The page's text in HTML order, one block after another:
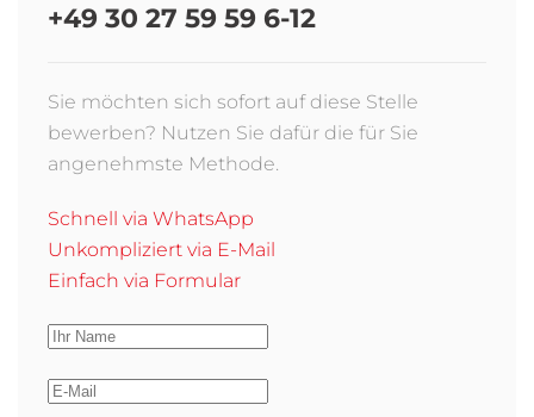
+49 30 27 59 59 6-12
Sie möchten sich sofort auf diese Stelle
bewerben? Nutzen Sie dafür die für Sie
angenehmste Methode.
Schnell via WhatsApp
Unkompliziert via E-Mail
Einfach via Formular